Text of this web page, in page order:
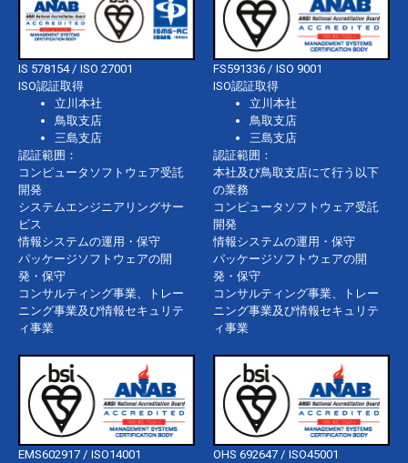
IS 578154 / ISO 27001
ISO認証取得
立川本社
鳥取支店
三島支店
認証範囲：
コンピュータソフトウェア受託
開発
システムエンジニアリングサー
ビス
情報システムの運用・保守
パッケージソフトウェアの開
発・保守
コンサルティング事業、トレー
ニング事業及び情報セキュリテ
ィ事業
FS591336 / ISO 9001
ISO認証取得
立川本社
鳥取支店
三島支店
認証範囲：
本社及び鳥取支店にて行う以下
の業務
コンピュータソフトウェア受託
開発
情報システムの運用・保守
パッケージソフトウェアの開
発・保守
コンサルティング事業、トレー
ニング事業及び情報セキュリテ
ィ事業
EMS602917 / ISO14001
OHS 692647 / ISO45001